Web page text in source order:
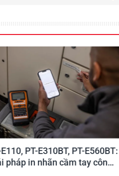
nơi; nhà bếp, sân vườn,
có nhiều kích cỡ và màu
PT-E310BT, PT-E560BT:
pháp in nhãn cầm tay công